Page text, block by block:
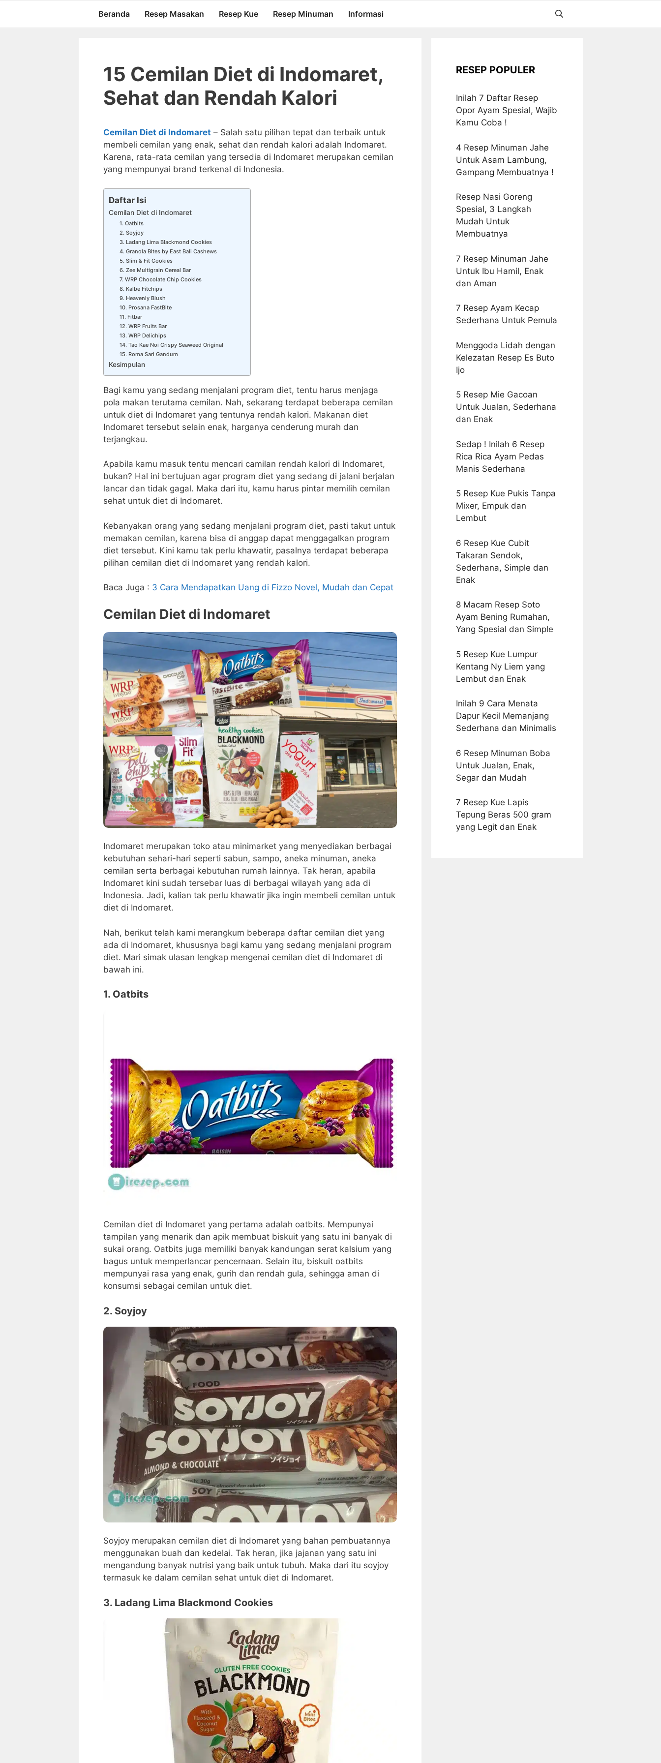
isi
Beranda Resep Masakan Resep Kue Resep Minuman Informasi
15 Cemilan Diet di Indomaret,
Sehat dan Rendah Kalori
Cemilan Diet di Indomaret – Salah satu pilihan tepat dan terbaik untuk
membeli cemilan yang enak, sehat dan rendah kalori adalah Indomaret.
Karena, rata-rata cemilan yang tersedia di Indomaret merupakan cemilan
yang mempunyai brand terkenal di Indonesia.
Daftar Isi
Cemilan Diet di Indomaret
1. Oatbits
2. Soyjoy
3. Ladang Lima Blackmond Cookies
4. Granola Bites by East Bali Cashews
5. Slim & Fit Cookies
6. Zee Multigrain Cereal Bar
7. WRP Chocolate Chip Cookies
8. Kalbe Fitchips
9. Heavenly Blush
10. Prosana FastBite
11. Fitbar
12. WRP Fruits Bar
13. WRP Delichips
14. Tao Kae Noi Crispy Seaweed Original
15. Roma Sari Gandum
Kesimpulan
Bagi kamu yang sedang menjalani program diet, tentu harus menjaga
pola makan terutama cemilan. Nah, sekarang terdapat beberapa cemilan
untuk diet di Indomaret yang tentunya rendah kalori. Makanan diet
Indomaret tersebut selain enak, harganya cenderung murah dan
terjangkau.
Apabila kamu masuk tentu mencari camilan rendah kalori di Indomaret,
bukan? Hal ini bertujuan agar program diet yang sedang di jalani berjalan
lancar dan tidak gagal. Maka dari itu, kamu harus pintar memilih cemilan
sehat untuk diet di Indomaret.
Kebanyakan orang yang sedang menjalani program diet, pasti takut untuk
memakan cemilan, karena bisa di anggap dapat menggagalkan program
diet tersebut. Kini kamu tak perlu khawatir, pasalnya terdapat beberapa
pilihan cemilan diet di Indomaret yang rendah kalori.
Baca Juga : 3 Cara Mendapatkan Uang di Fizzo Novel, Mudah dan Cepat
Cemilan Diet di Indomaret
Indomaret merupakan toko atau minimarket yang menyediakan berbagai
kebutuhan sehari-hari seperti sabun, sampo, aneka minuman, aneka
cemilan serta berbagai kebutuhan rumah lainnya. Tak heran, apabila
Indomaret kini sudah tersebar luas di berbagai wilayah yang ada di
Indonesia. Jadi, kalian tak perlu khawatir jika ingin membeli cemilan untuk
diet di Indomaret.
Nah, berikut telah kami merangkum beberapa daftar cemilan diet yang
ada di Indomaret, khususnya bagi kamu yang sedang menjalani program
diet. Mari simak ulasan lengkap mengenai cemilan diet di Indomaret di
bawah ini.
1. Oatbits
Cemilan diet di Indomaret yang pertama adalah oatbits. Mempunyai
tampilan yang menarik dan apik membuat biskuit yang satu ini banyak di
sukai orang. Oatbits juga memiliki banyak kandungan serat kalsium yang
bagus untuk memperlancar pencernaan. Selain itu, biskuit oatbits
mempunyai rasa yang enak, gurih dan rendah gula, sehingga aman di
konsumsi sebagai cemilan untuk diet.
2. Soyjoy
Soyjoy merupakan cemilan diet di Indomaret yang bahan pembuatannya
menggunakan buah dan kedelai. Tak heran, jika jajanan yang satu ini
mengandung banyak nutrisi yang baik untuk tubuh. Maka dari itu soyjoy
termasuk ke dalam cemilan sehat untuk diet di Indomaret.
3. Ladang Lima Blackmond Cookies
RESEP POPULER
Inilah 7 Daftar Resep
Opor Ayam Spesial, Wajib
Kamu Coba !
4 Resep Minuman Jahe
Untuk Asam Lambung,
Gampang Membuatnya !
Resep Nasi Goreng
Spesial, 3 Langkah
Mudah Untuk
Membuatnya
7 Resep Minuman Jahe
Untuk Ibu Hamil, Enak
dan Aman
7 Resep Ayam Kecap
Sederhana Untuk Pemula
Menggoda Lidah dengan
Kelezatan Resep Es Buto
Ijo
5 Resep Mie Gacoan
Untuk Jualan, Sederhana
dan Enak
Sedap ! Inilah 6 Resep
Rica Rica Ayam Pedas
Manis Sederhana
5 Resep Kue Pukis Tanpa
Mixer, Empuk dan
Lembut
6 Resep Kue Cubit
Takaran Sendok,
Sederhana, Simple dan
Enak
8 Macam Resep Soto
Ayam Bening Rumahan,
Yang Spesial dan Simple
5 Resep Kue Lumpur
Kentang Ny Liem yang
Lembut dan Enak
Inilah 9 Cara Menata
Dapur Kecil Memanjang
Sederhana dan Minimalis
6 Resep Minuman Boba
Untuk Jualan, Enak,
Segar dan Mudah
7 Resep Kue Lapis
Tepung Beras 500 gram
yang Legit dan Enak